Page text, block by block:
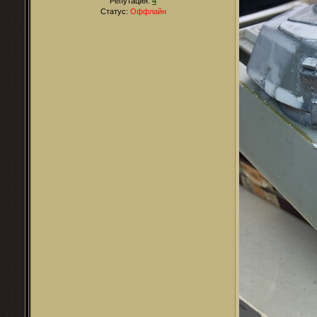
Статус: Оффлайн